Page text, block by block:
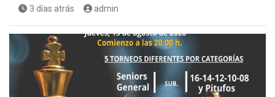
3 días atrás admin